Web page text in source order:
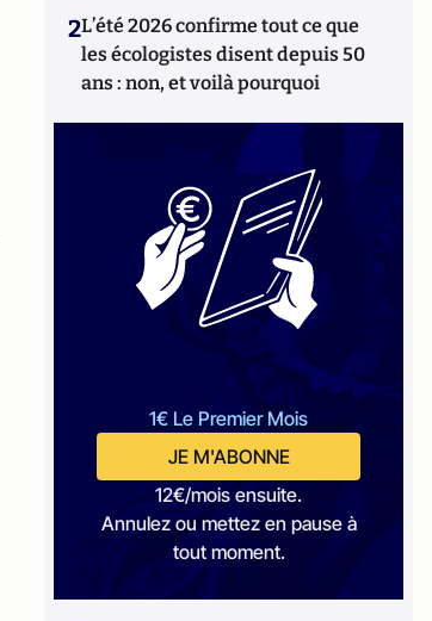
2L’été 2026 confirme tout ce que
les écologistes disent depuis 50
ans : non, et voilà pourquoi
1€ Le Premier Mois
JE M'ABONNE
12€/mois ensuite.
Annulez ou mettez en pause à
tout moment.